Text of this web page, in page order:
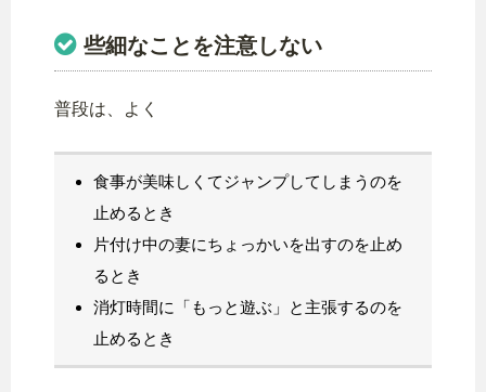
些細なことを注意しない
普段は、よく
食事が美味しくてジャンプしてしまうのを
止めるとき
片付け中の妻にちょっかいを出すのを止め
るとき
消灯時間に「もっと遊ぶ」と主張するのを
止めるとき